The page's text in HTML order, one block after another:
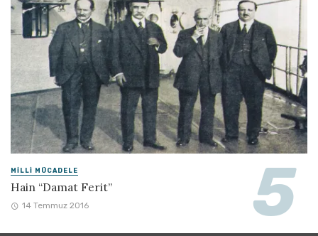
MILLI MÜCADELE
Hain “Damat Ferit”
14 Temmuz 2016